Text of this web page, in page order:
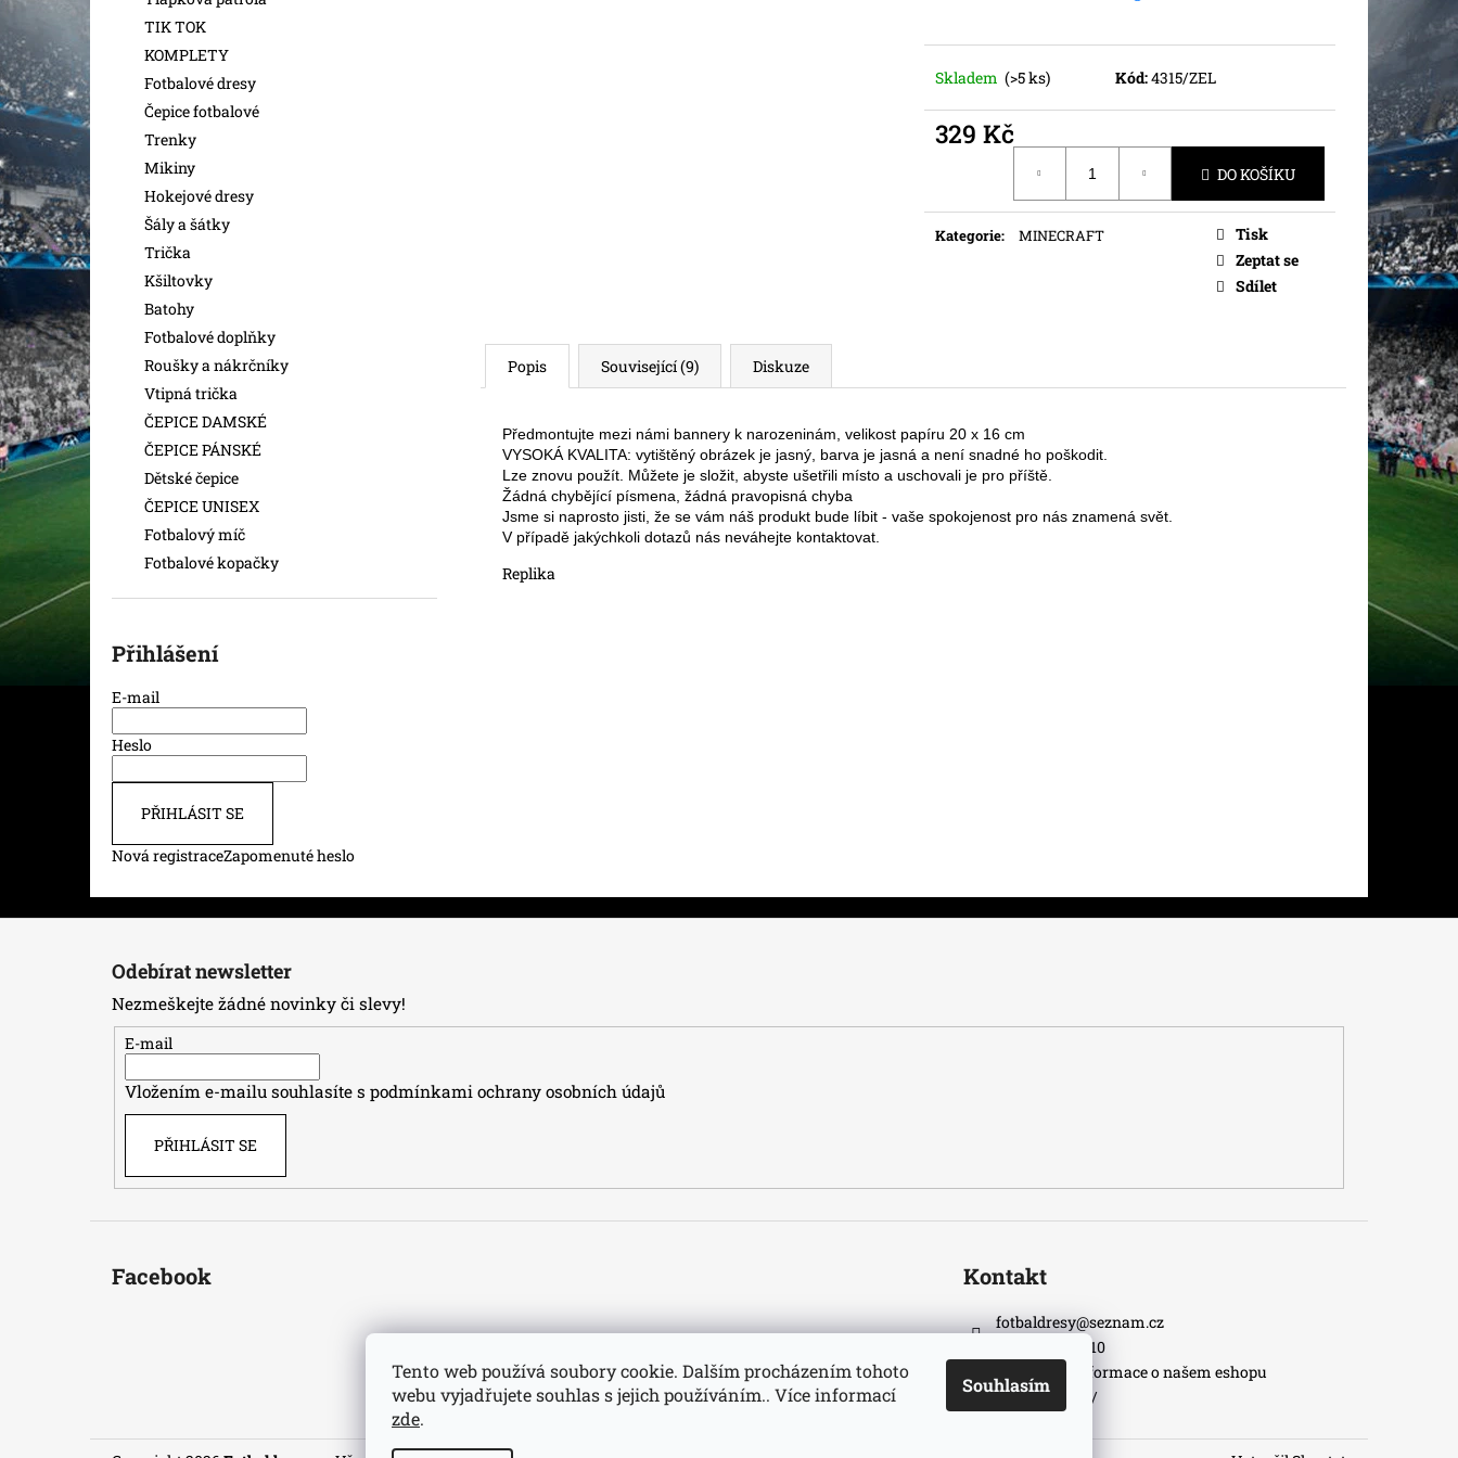
Tento web používá soubory cookie. Dalším procházením tohoto
webu vyjadřujete souhlas s jejich používáním.. Více informací
zde.
Souhlasím
TIK TOK
KOMPLETY
Fotbalové dresy
Čepice fotbalové
Trenky
Mikiny
Hokejové dresy
Šály a šátky
Trička
Kšiltovky
Batohy
Fotbalové doplňky
Roušky a nákrčníky
Vtipná trička
ČEPICE DAMSKÉ
ČEPICE PÁNSKÉ
Dětské čepice
ČEPICE UNISEX
Fotbalový míč
Fotbalové kopačky
Přihlášení
E-mail
Heslo
PŘIHLÁSIT SE
Nová registraceZapomenuté heslo
Skladem (>5 ks) Kód:4315/ZEL
329 Kč
DO KOŠÍKU
Kategorie: MINECRAFT
Tisk
Zeptat se
Sdílet
Popis Související (9) Diskuze
Předmontujte mezi námi bannery k narozeninám, velikost papíru 20 x 16 cm
VYSOKÁ KVALITA: vytištěný obrázek je jasný, barva je jasná a není snadné ho poškodit.
Lze znovu použít. Můžete je složit, abyste ušetřili místo a uschovali je pro příště.
Žádná chybějící písmena, žádná pravopisná chyba
Jsme si naprosto jisti, že se vám náš produkt bude líbit - vaše spokojenost pro nás znamená svět.
V případě jakýchkoli dotazů nás neváhejte kontaktovat.
Replika
Odebírat newsletter
Nezmeškejte žádné novinky či slevy!
E-mail
Vložením e-mailu souhlasíte s podmínkami ochrany osobních údajů
PŘIHLÁSIT SE
Facebook Kontakt
fotbaldresy@seznam.cz
+420733609510
Nejnovější informace o našem eshopu
fotbaldresycz/